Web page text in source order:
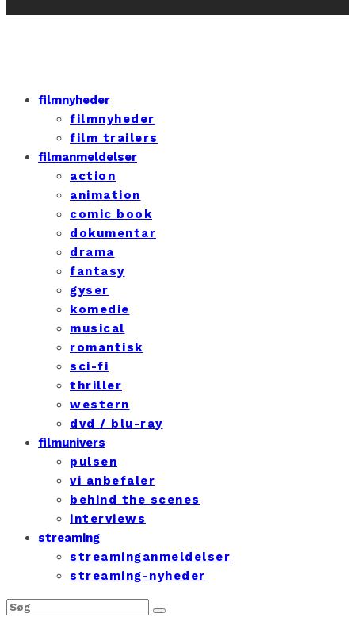
filmnyheder
filmnyheder
film trailers
filmanmeldelser
action
animation
comic book
dokumentar
drama
fantasy
gyser
komedie
musical
romantisk
sci-fi
thriller
western
dvd / blu-ray
filmunivers
pulsen
vi anbefaler
behind the scenes
interviews
streaming
streaminganmeldelser
streaming-nyheder